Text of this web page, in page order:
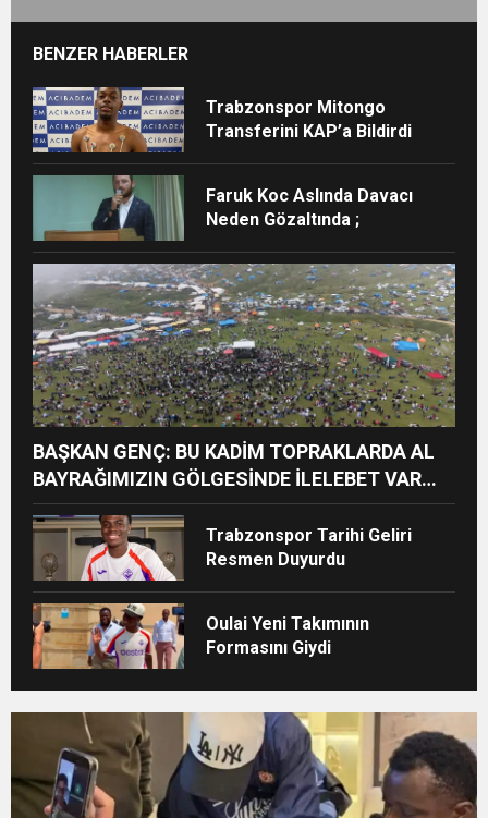
BENZER HABERLER
Trabzonspor Mitongo
Transferini KAP’a Bildirdi
Faruk Koc Aslında Davacı
Neden Gözaltında ;
BAŞKAN GENÇ: BU KADİM TOPRAKLARDA AL
BAYRAĞIMIZIN GÖLGESİNDE İLELEBET VAR
OLACAĞI
Trabzonspor Tarihi Geliri
Resmen Duyurdu
Oulai Yeni Takımının
Formasını Giydi